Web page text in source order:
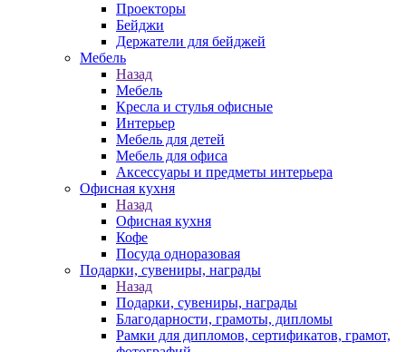
Проекторы
Бейджи
Держатели для бейджей
Мебель
Назад
Мебель
Кресла и стулья офисные
Интерьер
Мебель для детей
Мебель для офиса
Аксессуары и предметы интерьера
Офисная кухня
Назад
Офисная кухня
Кофе
Посуда одноразовая
Подарки, сувениры, награды
Назад
Подарки, сувениры, награды
Благодарности, грамоты, дипломы
Рамки для дипломов, сертификатов, грамот,